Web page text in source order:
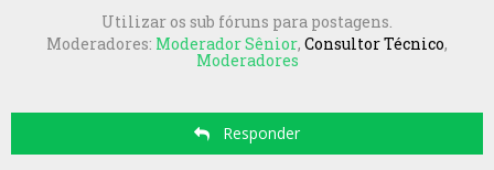
Utilizar os sub fóruns para postagens.
Moderadores: Moderador Sênior, Consultor Técnico,
Moderadores
Responder